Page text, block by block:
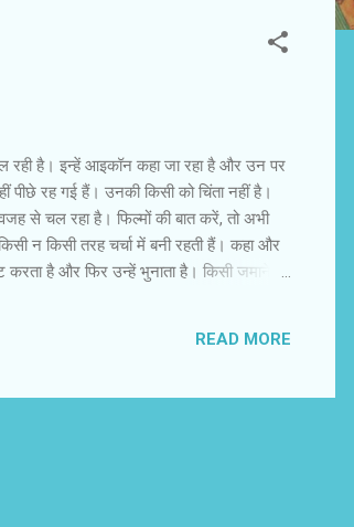
रही है। इन्हें आइकॉन कहा जा रहा है और उन पर
पीछे रह गई हैं। उनकी किसी को चिंता नहीं है।
से चल रहा है। फिल्मों की बात करें, तो अभी
न किसी तरह चर्चा में बनी रहती हैं। कहा और
करता है और फिर उन्हें भुनाता है। किसी जमाने में
चाहते हैं या किसी प्रपंच के तहत वे अखबारों
READ MORE